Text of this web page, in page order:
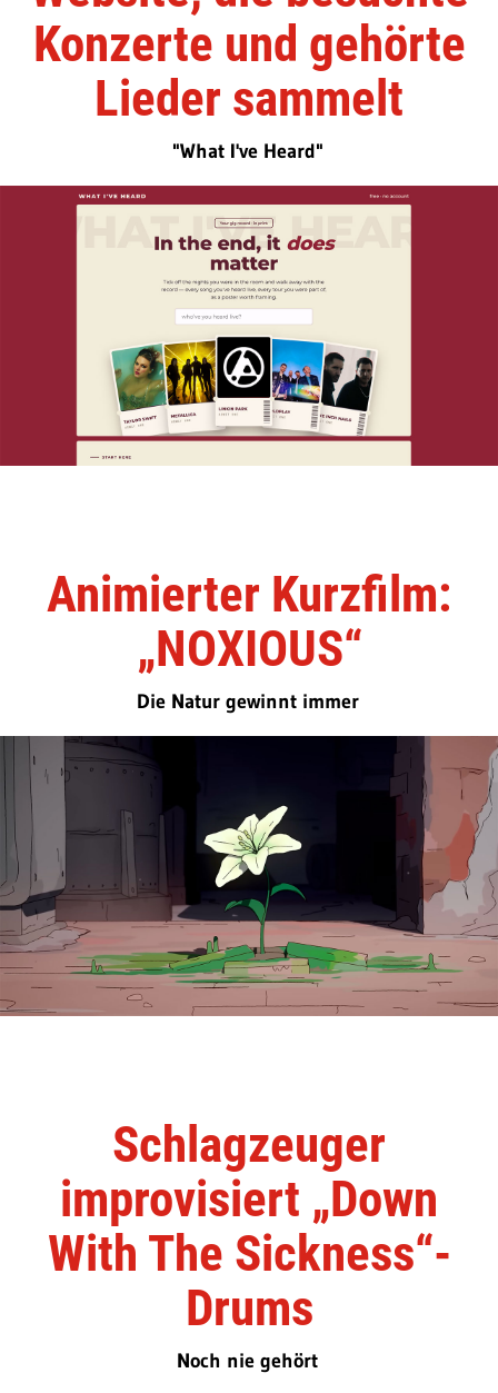
Konzerte und gehörte
Lieder sammelt
"What I've Heard"
Animierter Kurzfilm:
„NOXIOUS“
Die Natur gewinnt immer
Schlagzeuger
improvisiert „Down
With The Sickness“-
Drums
Noch nie gehört